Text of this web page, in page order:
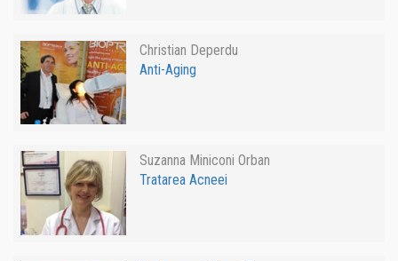
Christian Deperdu
Anti-Aging
Suzanna Miniconi Orban
Tratarea Acneei